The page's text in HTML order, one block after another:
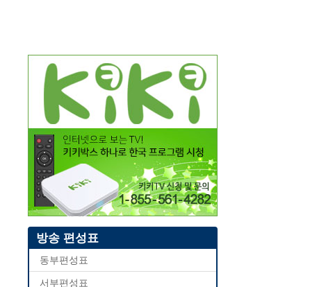
방송 편성표
동부편성표
서부편성표